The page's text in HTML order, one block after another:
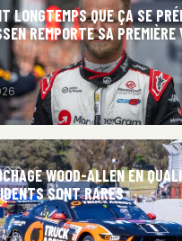
LONGTEMPS QUE ÇA SE
REMPORTE SA
WOOD-ALLEN EN
SONT RARES